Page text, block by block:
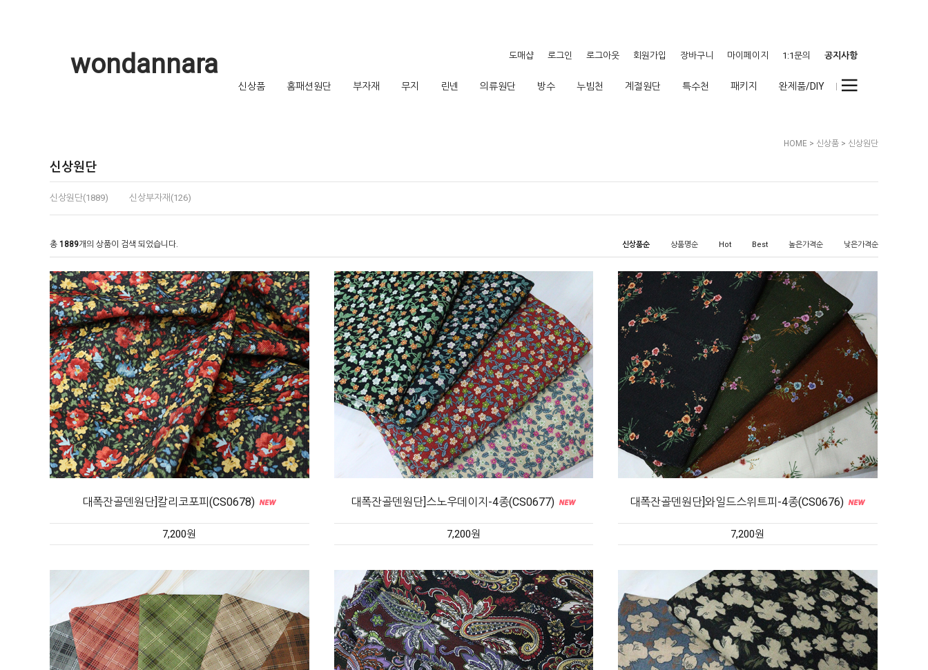
wondannara 도매샵 로그인 로그아웃 회원가입 장바구니 마이페이지 1:1문의 공지사항
신상품 홈패션원단 부자재 무지 린넨 의류원단 방수 누빔천 계절원단 특수천 패키지 완제품/DIY
HOME > 신상품 > 신상원단
신상원단
신상원단(1889) 신상부자재(126)
총 1889개의 상품이 검색 되었습니다. 신상품순 상품명순 Hot Best 높은가격순 낮은가격순
대폭잔골덴원단]칼리코포피(CS0678)
7,200원
대폭잔골덴원단]스노우데이지-4종(CS0677)
7,200원
대폭잔골덴원단]와일드스위트피-4종(CS0676)
7,200원